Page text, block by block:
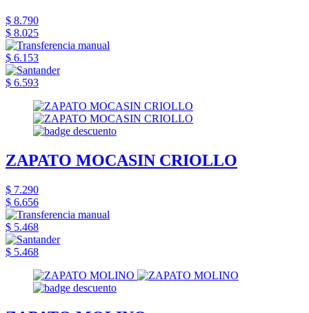
$ 8.790
$ 8.025
$ 6.153
$ 6.593
ZAPATO MOCASIN CRIOLLO
$ 7.290
$ 6.656
$ 5.468
$ 5.468